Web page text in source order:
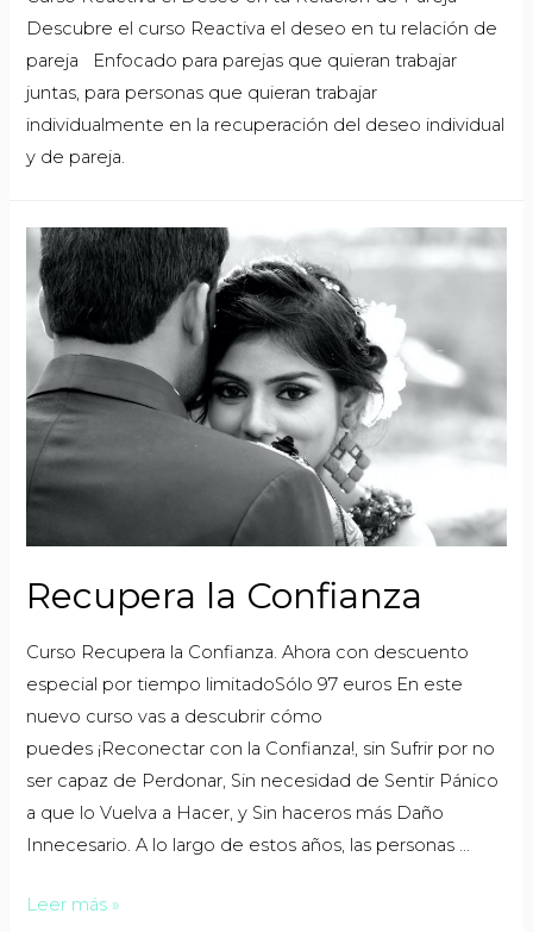
Descubre el curso Reactiva el deseo en tu relación de
pareja Enfocado para parejas que quieran trabajar
juntas, para personas que quieran trabajar
individualmente en la recuperación del deseo individual
y de pareja.
Recupera la Confianza
Curso Recupera la Confianza. Ahora con descuento
especial por tiempo limitadoSólo 97 euros En este
nuevo curso vas a descubrir cómo
puedes ¡Reconectar con la Confianza!, sin Sufrir por no
ser capaz de Perdonar, Sin necesidad de Sentir Pánico
a que lo Vuelva a Hacer, y Sin haceros más Daño
Innecesario. A lo largo de estos años, las personas …
Leer más »